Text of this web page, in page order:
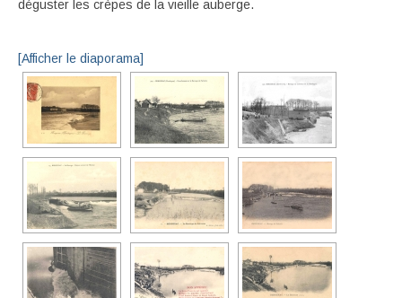
déguster les crèpes de la vieille auberge.
[Afficher le diaporama]